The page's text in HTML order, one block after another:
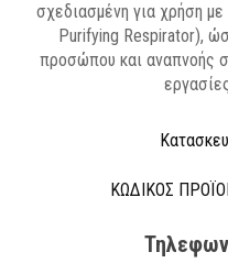
σχεδιασμένη για χρήση
Purifying Respirator),
προσώπου και αναπνοής
ΚΩΔΙΚΟΣ